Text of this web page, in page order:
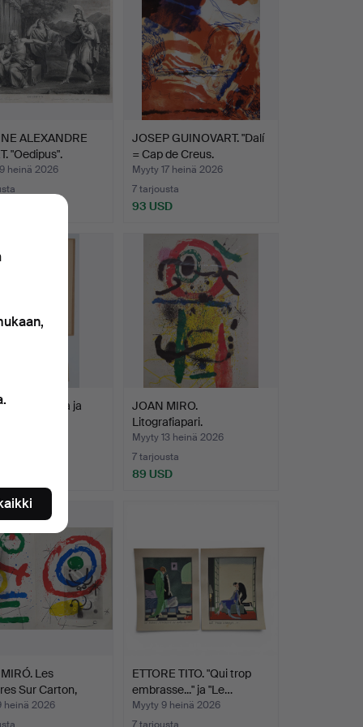
ALEXANDRE
"Oedipus".
heinä 2026
JOSEP GUINOVART. "Dalí
= Cap de Creus.
Myyty 17 heinä 2026
7 tarjousta
93 USD
mallia ja
JOAN MIRO.
Litografiapari.
Myyty 13 heinä 2026
7 tarjousta
89 USD
Les
Sur Carton,
heinä 2026
ETTORE TITO. "Qui trop
embrasse..." ja "Le…
Myyty 9 heinä 2026